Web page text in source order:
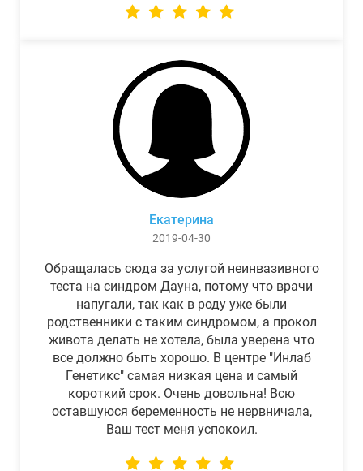
Екатерина
2019-04-30
Обращалась сюда за услугой неинвазивного
теста на синдром Дауна, потому что врачи
напугали, так как в роду уже были
родственники с таким синдромом, а прокол
живота делать не хотела, была уверена что
все должно быть хорошо. В центре "Инлаб
Генетикс" самая низкая цена и самый
короткий срок. Очень довольна! Всю
оставшуюся беременность не нервничала,
Ваш тест меня успокоил.